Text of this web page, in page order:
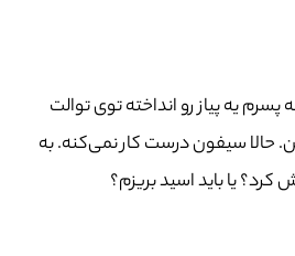
یه پیاز رو انداخته توی توالت
حالا سیفون درست کار نمی‌کنه. به
یا باید اسید بریزم؟